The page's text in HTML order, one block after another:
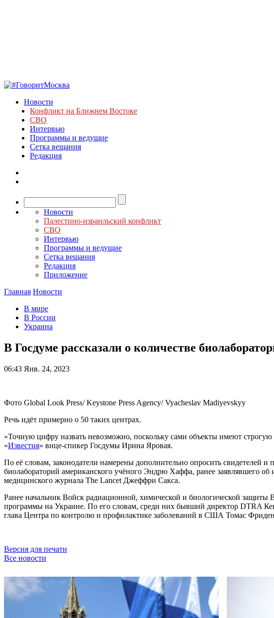
Новости
Конфликт на Ближнем Востоке
СВО
Интервью
Программы и ведущие
Сетка вещания
Редакция
Новости
Палестино-израильский конфликт
СВО
Интервью
Программы и ведущие
Сетка вещания
Редакция
Приложение
Главная Новости
В мире
В России
Украина
В Госдуме рассказали о количестве
06:43 Янв. 24, 2023
Фото Global Look Press/ Keystone Press Agency/ Vyacheslav Madiyevskyy
Речь идёт примерно о 50 таких центрах.
«Точную цифру назвать невозможно, поскольку сами объекты имеют
«Известия» вице-спикер Госдумы Ирина Яровая.
По её словам, законодатели намерены дополнительно опросить свидетелей
биолабораторий американского учёного Эндрю Хаффа, ранее заявлявшего
медицинского журнала The Lancet Джеффри Сакса.
Ранее начальник Войск радиационной, химической и биологической
программы на Украине. По его словам, среди них бывший директор DTRA
глава Центра по контролю и профилактике заболеваний в США Томас
Версия для печати
Все новости